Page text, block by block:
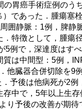
胃癌手術症例のう
であった．腫瘍塞栓
囲静脈：1例，脾静
特徴として，腫瘍
5例で，深達度はす
質は中間型：5例，
他臓器合併切除を9
予後は他病死が2例
存中で，5年以上生存
り予後の改善が期待